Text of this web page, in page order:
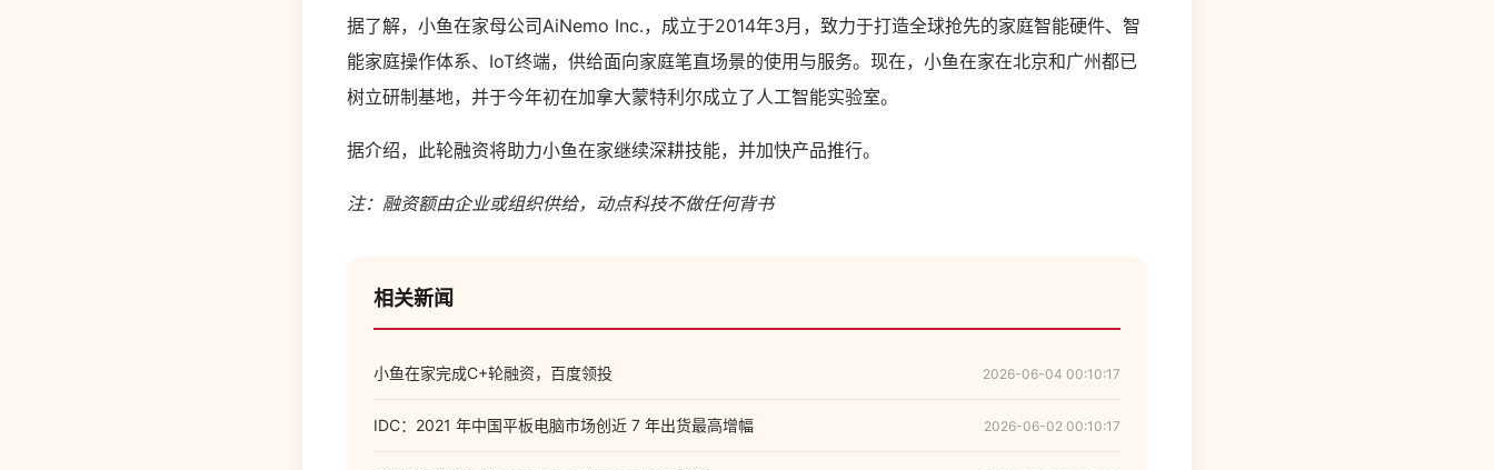
据了解，小鱼在家母公司AiNemo Inc.，成立于2014年3月，致力于打造全球抢先的家庭智能硬件、智
能家庭操作体系、IoT终端，供给面向家庭笔直场景的使用与服务。现在，小鱼在家在北京和广州都已
树立研制基地，并于今年初在加拿大蒙特利尔成立了人工智能实验室。
据介绍，此轮融资将助力小鱼在家继续深耕技能，并加快产品推行。
注：融资额由企业或组织供给，动点科技不做任何背书
相关新闻
小鱼在家完成C+轮融资，百度领投 2026-06-04 00:10:17
IDC：2021 年中国平板电脑市场创近 7 年出货最高增幅 2026-06-02 00:10:17